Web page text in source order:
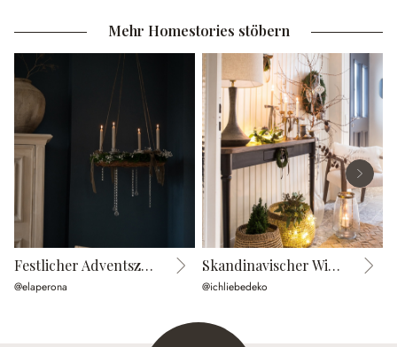
Mehr Homestories stöbern
Festlicher Adventszauber
@elaperona
Skandinavischer Wintertraum
@ichliebedeko